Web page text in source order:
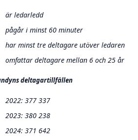
är ledarledd
pågår i minst 60 minuter
har minst tre deltagare utöver ledaren
omfattar deltagare mellan 6 och 25 år
deltagartillfällen
2022: 377 337
2023: 380 238
2024: 371 642